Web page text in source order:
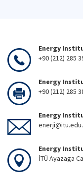
Energy
+90 (212) 285
Energy
+90 (212) 285
Energy
Energy
İTÜ Ayazaga